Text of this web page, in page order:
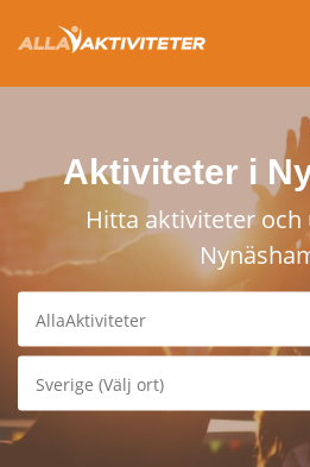
Aktiviteter i
Hitta aktiviteter och
Spa & Relax